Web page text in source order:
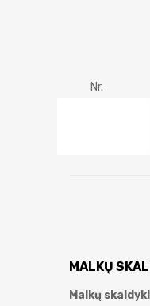
Nr.
MALKŲ
Malkų